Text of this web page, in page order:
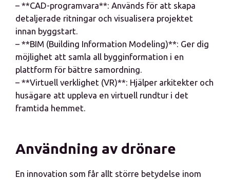
– **CAD-programvara**: Används för att skapa
detaljerade ritningar och visualisera projektet
innan byggstart.
– **BIM (Building Information Modeling)**: Ger dig
möjlighet att samla all bygginformation i en
plattform för bättre samordning.
– **Virtuell verklighet (VR)**: Hjälper arkitekter och
husägare att uppleva en virtuell rundtur i det
framtida hemmet.
Användning av drönare
En innovation som får allt större betydelse inom